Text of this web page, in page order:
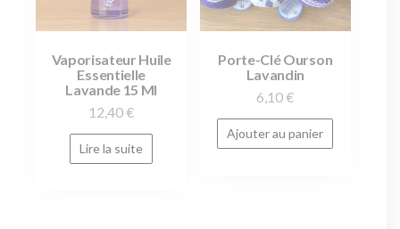
Vaporisateur Huile
Essentielle
Lavande 15 Ml
12,40 €
Lire la suite
Porte-Clé Ourson
Lavandin
6,10 €
Ajouter au panier